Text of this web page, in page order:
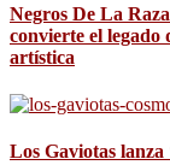
Negros De La
convierte el
artística
Los Gaviotas lanza